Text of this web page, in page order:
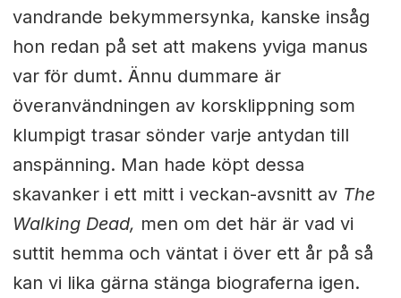
vandrande bekymmersynka, kanske insåg
hon redan på set att makens yviga manus
var för dumt. Ännu dummare är
överanvändningen av korsklippning som
klumpigt trasar sönder varje antydan till
anspänning. Man hade köpt dessa
skavanker i ett mitt i veckan-avsnitt av The
Walking Dead, men om det här är vad vi
suttit hemma och väntat i över ett år på så
kan vi lika gärna stänga biograferna igen.